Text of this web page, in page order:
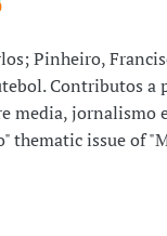
Pinheiro,
Contributos a
media, jornalismo
thematic issue of